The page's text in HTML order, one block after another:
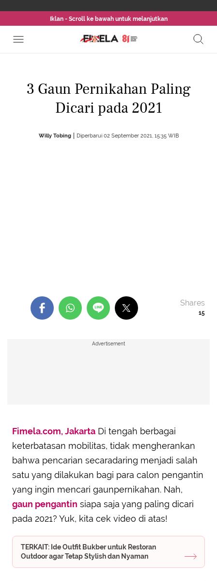
Iklan - Scroll ke bawah untuk melanjutkan
3 Gaun Pernikahan Paling
Dicari pada 2021
Willy Tobing Diperbarui 02 September 2021, 15:35 WIB
15
Shares
Advertisement
Fimela.com, Jakarta Di tengah berbagai
keterbatasan mobilitas, tidak mengherankan
bahwa pencarian secaradaring menjadi salah
satu yang dilakukan bagi para calon pengantin
yang ingin mencari gaunpernikahan. Nah,
gaun pengantin siapa saja yang paling dicari
pada 2021? Yuk, kita cek video di atas!
TERKAIT: Ide Outfit Bukber untuk Restoran
Outdoor agar Tetap Stylish dan Nyaman